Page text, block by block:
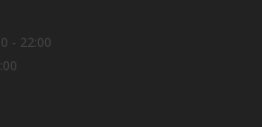
- 22:00